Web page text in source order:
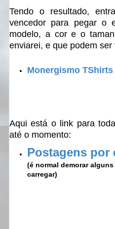
Tendo o resultado,
vencedor para pegar o
modelo, a cor e o
enviarei, e que podem ser
Monergismo TShirts
Aqui está o link para
até o momento:
Postagens por
(é normal demorar
carregar)